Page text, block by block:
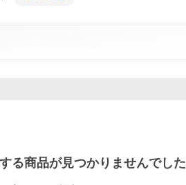
る商品が見つかりませんでした